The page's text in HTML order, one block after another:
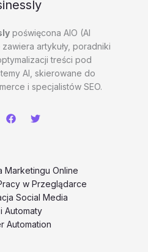
poświęcona AIO (AI
artykuły, poradniki
treści pod
AI, skierowane do
i specjalistów SEO.
Marketingu Online
w Przeglądarce
Social Media
Automaty
Automation